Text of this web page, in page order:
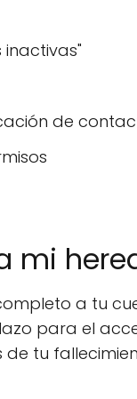
de
mi
a tu
para el
tu